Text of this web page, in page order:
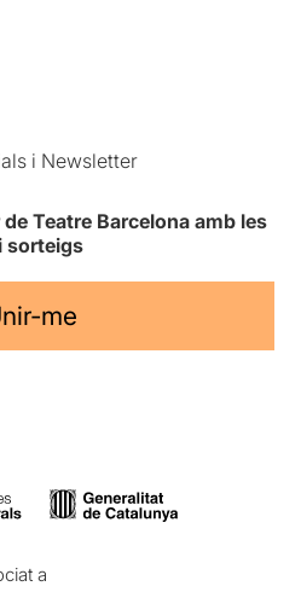
i Newsletter
Teatre Barcelona amb les
sorteigs
me
a